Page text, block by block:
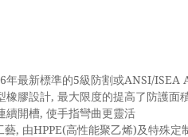
年最新標準的5級防割或ANSI/ISEA
橡膠設計, 最大限度的提高了防護
續開槽, 使手指彎曲更靈活
, 由HPPE(高性能聚乙烯)及特殊